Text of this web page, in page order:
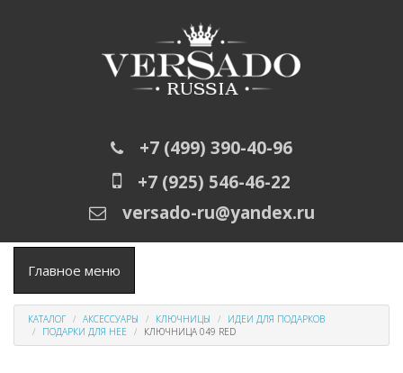
+7 (499) 390-40-96
+7 (925) 546-46-22
versado-ru@yandex.ru
Главное меню
КАТАЛОГ АКСЕССУАРЫ КЛЮЧНИЦЫ
ИДЕИ ДЛЯ ПОДАРКОВ
ПОДАРКИ ДЛЯ НЕЕ
КЛЮЧНИЦА 049 RED